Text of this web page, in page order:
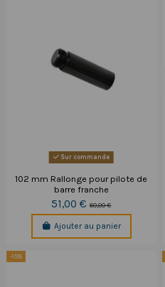
Sur commande
102 mm Rallonge pour pilote de
barre franche
51,00 €60,00 €
Ajouter au panier
-15%